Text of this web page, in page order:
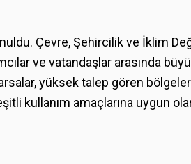
Çevre, Şehircilik ve İklim
ve vatandaşlar arasında
yüksek talep gören bölgeler
kullanım amaçlarına uygun